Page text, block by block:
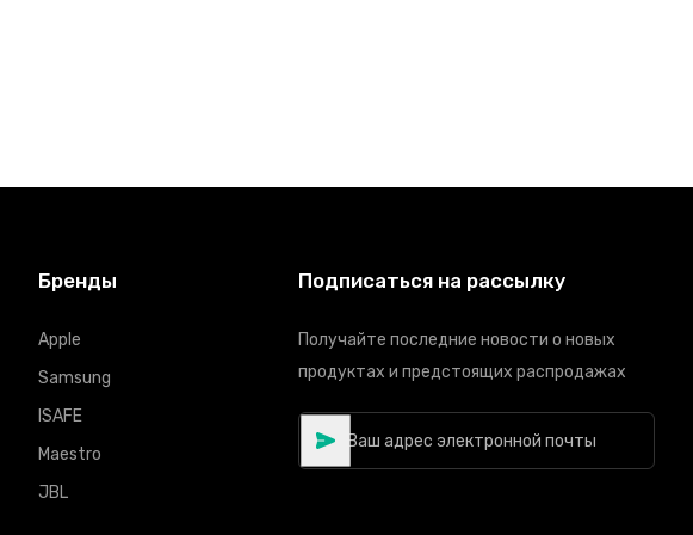
Бренды
Apple
Samsung
ISAFE
Maestro
JBL
Подписаться на рассылку
Получайте последние новости о новых
продуктах и предстоящих распродажах